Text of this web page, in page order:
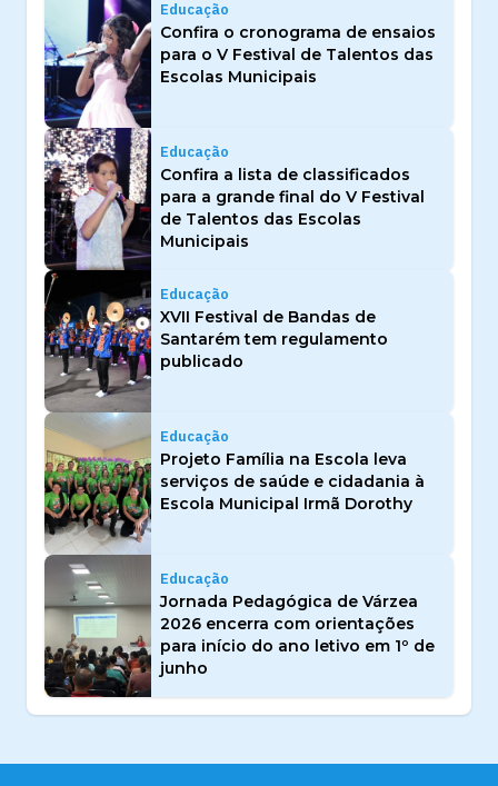
Educação
Confira o cronograma de ensaios
para o V Festival de Talentos das
Escolas Municipais
Educação
Confira a lista de classificados
para a grande final do V Festival
de Talentos das Escolas
Municipais
Educação
XVII Festival de Bandas de
Santarém tem regulamento
publicado
Educação
Projeto Família na Escola leva
serviços de saúde e cidadania à
Escola Municipal Irmã Dorothy
Educação
Jornada Pedagógica de Várzea
2026 encerra com orientações
para início do ano letivo em 1º de
junho